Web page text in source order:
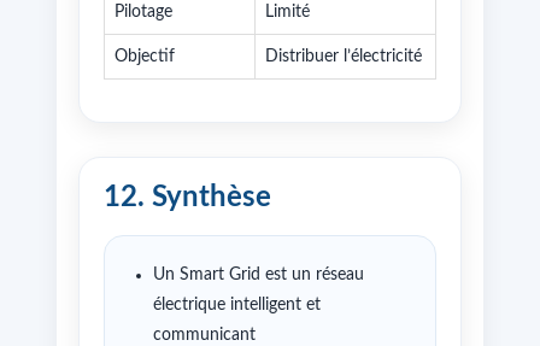
Pilotage Limité
Objectif Distribuer l’électricité
12. Synthèse
Un Smart Grid est un réseau
électrique intelligent et
communicant